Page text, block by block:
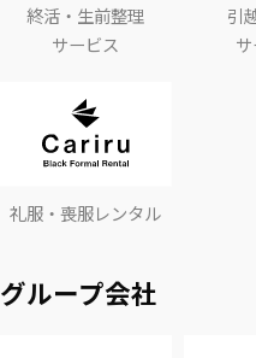
終活・生前整理
サービス
引
礼服・喪服レンタル
グループ会社